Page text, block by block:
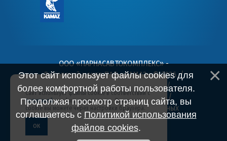
ООО «ПАРНАСАВТОКОМПЛЕКС» -
Дилерский центр ПАО «КАМАЗ» © 2026. /
Пользовательское соглашение/
Политика конфиденциальности /
Согласие на обработку персональных
данных
Сайт использует файлы cookie в соответствии с
политикойконфиденциальности. Отключить
cookie вы можете через настройки браузера.
ОК
Этот сайт использует файлы cookies для
более комфортной работы пользователя.
Продолжая просмотр страниц сайта, вы
соглашаетесь с Политикой использования
файлов cookies.